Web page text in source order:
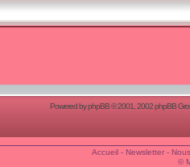
Powered byphpBB© 2001, 2002 phpBB
Accueil- Newsletter-
©